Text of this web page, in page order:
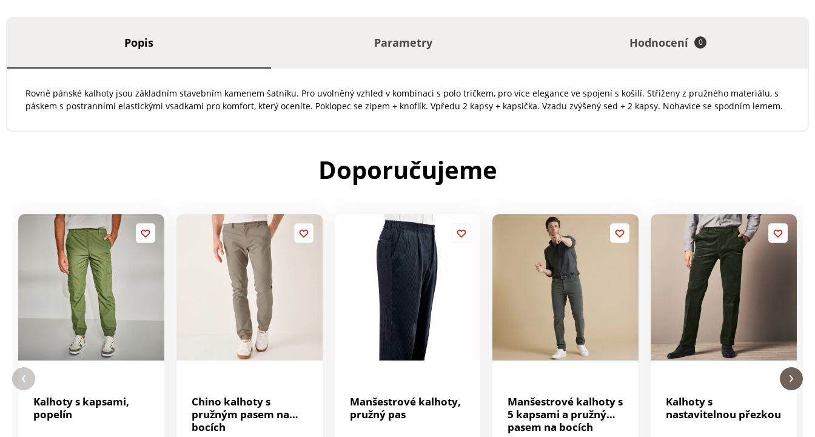
Popis Parametry Hodnocení 0
Rovné pánské kalhoty jsou základním stavebním kamenem šatníku. Pro uvolněný vzhled v kombinaci s polo tričkem, pro více elegance ve spojení s košilí. Střiženy z pružného materiálu, s
páskem s postranními elastickými vsadkami pro komfort, který oceníte. Poklopec se zipem + knoflík. Vpředu 2 kapsy + kapsička. Vzadu zvýšený sed + 2 kapsy. Nohavice se spodním lemem.
Doporučujeme
Kalhoty s kapsami,
popelín
Chino kalhoty s
pružným pasem na
bocích
Manšestrové kalhoty,
pružný pas
Manšestrové kalhoty s
5 kapsami a pružným
pasem na bocích
Kalhoty s
nastavitelnou přezkou